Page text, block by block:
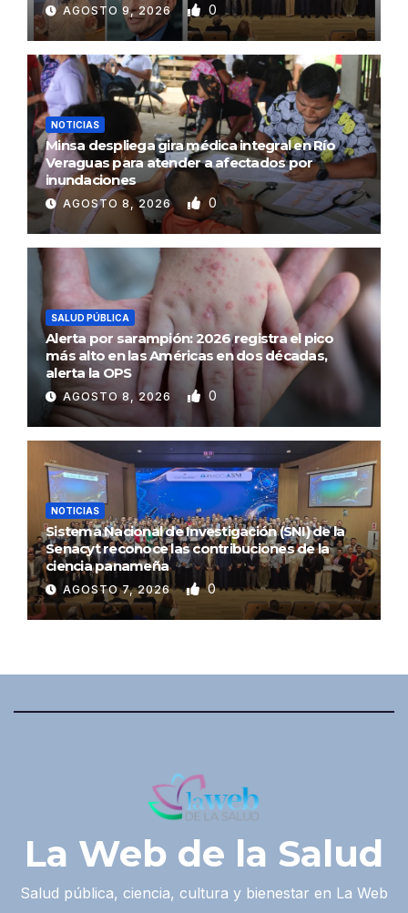
AGOSTO 9, 2026 0
NOTICIAS
Minsa despliega gira médica integral en Río
Veraguas para atender a afectados por
inundaciones
AGOSTO 8, 2026 0
SALUD PÚBLICA
Alerta por sarampión: 2026 registra el pico
más alto en las Américas en dos décadas,
alerta la OPS
AGOSTO 8, 2026 0
NOTICIAS
Sistema Nacional de Investigación (SNI) de la
Senacyt reconoce las contribuciones de la
ciencia panameña
AGOSTO 7, 2026 0
La Web de la Salud
Salud pública, ciencia, cultura y bienestar en La Web